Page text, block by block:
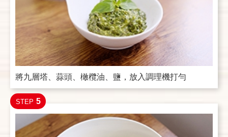
將九層塔、蒜頭、橄欖油、鹽，放入調理機打勻
STEP 5